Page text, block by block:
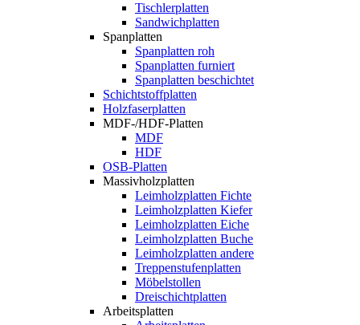
Tischlerplatten
Sandwichplatten
Spanplatten
Spanplatten roh
Spanplatten furniert
Spanplatten beschichtet
Schichtstoffplatten
Holzfaserplatten
MDF-/HDF-Platten
MDF
HDF
OSB-Platten
Massivholzplatten
Leimholzplatten Fichte
Leimholzplatten Kiefer
Leimholzplatten Eiche
Leimholzplatten Buche
Leimholzplatten andere
Treppenstufenplatten
Möbelstollen
Dreischichtplatten
Arbeitsplatten